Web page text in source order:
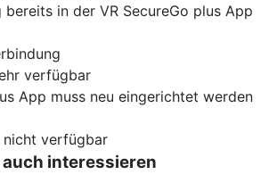
bereits in der VR SecureGo plus App
verfügbar
App muss neu eingerichtet werden
nicht verfügbar
auch interessieren